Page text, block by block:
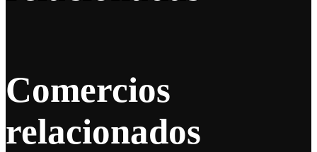
Comercios
relacionados